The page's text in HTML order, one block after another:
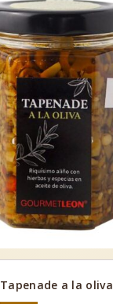
Tapenade a la oliva